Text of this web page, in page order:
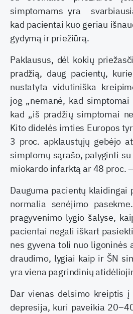
simptomams yra
kad pacientai kuo geriau
gydymą ir priežiūrą.
Paklausus, dėl kokių
pradžią, daug pacientų,
nustatyta vidutiniška
jog „nemanė, kad
kad „iš pradžių simptomai
Kito didelės imties Europos
3 proc. apklaustųjų gebėjo
simptomų sąrašo, palyginti
miokardo infarktą ar 48 proc.
Dauguma pacientų klaidingai
normalia senėjimo
pragyvenimo lygio šalyse,
pacientai negali iškart
nes gyvena toli nuo ligoninės
draudimo, lygiai kaip ir ŠN
yra viena pagrindinių
Dar vienas delsimo kreiptis
depresija, kuri paveikia